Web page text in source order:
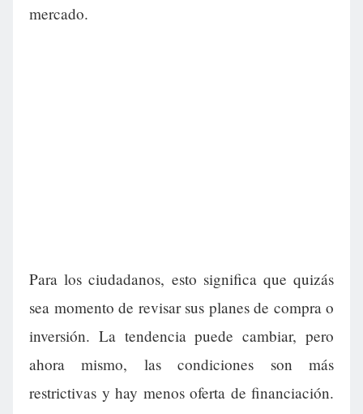
mercado.
Para los ciudadanos, esto significa que quizás
sea momento de revisar sus planes de compra o
inversión. La tendencia puede cambiar, pero
ahora mismo, las condiciones son más
restrictivas y hay menos oferta de financiación.